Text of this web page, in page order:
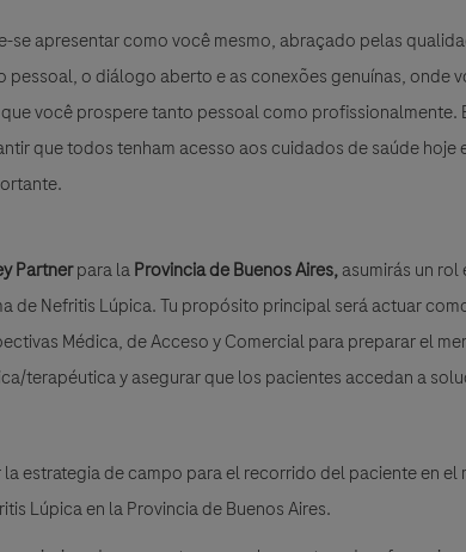
se apresentar como você mesmo, abraçado pelas
pessoal, o diálogo aberto e as conexões genuínas, onde
você prospere tanto pessoal como profissionalmente.
que todos tenham acesso aos cuidados de saúde hoje
Partnerpara laProvincia de Buenos Aires,asumirás un
de Nefritis Lúpica. Tu propósito principal será actuar
Médica, de Acceso y Comercial para preparar el
terapéutica y asegurar que los pacientes accedan a
la estrategia de campo para el recorrido del paciente en
Lúpica en la Provincia de Buenos Aires.